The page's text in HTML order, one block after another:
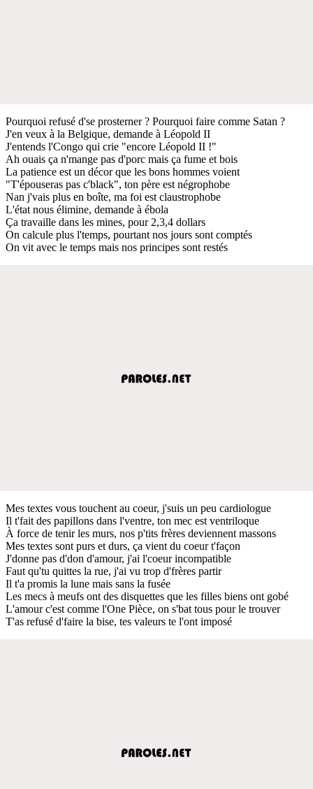
Pourquoi refusé d'se prosterner ? Pourquoi faire comme Satan ?
J'en veux à la Belgique, demande à Léopold II
J'entends l'Congo qui crie "encore Léopold II !"
Ah ouais ça n'mange pas d'porc mais ça fume et bois
La patience est un décor que les bons hommes voient
"T'épouseras pas c'black", ton père est négrophobe
Nan j'vais plus en boîte, ma foi est claustrophobe
L'état nous élimine, demande à ébola
Ça travaille dans les mines, pour 2,3,4 dollars
On calcule plus l'temps, pourtant nos jours sont comptés
On vit avec le temps mais nos principes sont restés
Mes textes vous touchent au coeur, j'suis un peu cardiologue
Il t'fait des papillons dans l'ventre, ton mec est ventriloque
À force de tenir les murs, nos p'tits frères deviennent massons
Mes textes sont purs et durs, ça vient du coeur t'façon
J'donne pas d'don d'amour, j'ai l'coeur incompatible
Faut qu'tu quittes la rue, j'ai vu trop d'frères partir
Il t'a promis la lune mais sans la fusée
Les mecs à meufs ont des disquettes que les filles biens ont gobé
L'amour c'est comme l'One Pièce, on s'bat tous pour le trouver
T'as refusé d'faire la bise, tes valeurs te l'ont imposé